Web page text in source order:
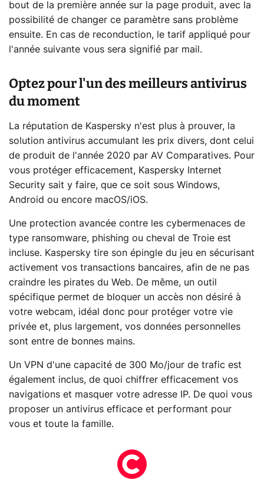
bout de la première année sur la page produit, avec la
possibilité de changer ce paramètre sans problème
ensuite. En cas de reconduction, le tarif appliqué pour
l'année suivante vous sera signifié par mail.
Optez pour l'un des meilleurs antivirus
du moment
La réputation de Kaspersky n'est plus à prouver, la
solution antivirus accumulant les prix divers, dont celui
de produit de l'année 2020 par AV Comparatives. Pour
vous protéger efficacement, Kaspersky Internet
Security sait y faire, que ce soit sous Windows,
Android ou encore macOS/iOS.
Une protection avancée contre les cybermenaces de
type ransomware, phishing ou cheval de Troie est
incluse. Kaspersky tire son épingle du jeu en sécurisant
activement vos transactions bancaires, afin de ne pas
craindre les pirates du Web. De même, un outil
spécifique permet de bloquer un accès non désiré à
votre webcam, idéal donc pour protéger votre vie
privée et, plus largement, vos données personnelles
sont entre de bonnes mains.
Un VPN d'une capacité de 300 Mo/jour de trafic est
également inclus, de quoi chiffrer efficacement vos
navigations et masquer votre adresse IP. De quoi vous
proposer un antivirus efficace et performant pour
vous et toute la famille.